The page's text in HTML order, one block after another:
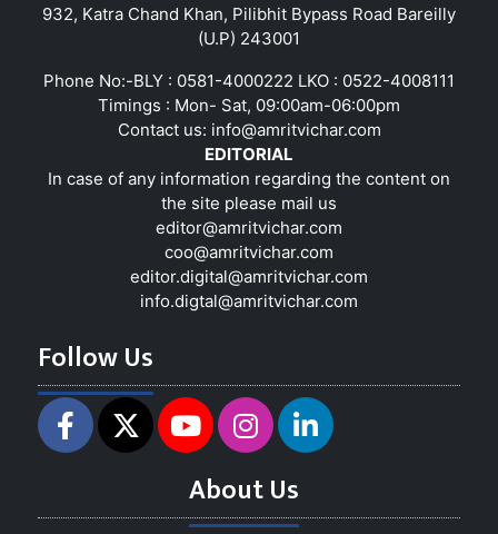
932, Katra Chand Khan, Pilibhit Bypass Road Bareilly
(U.P) 243001
Phone No:-BLY : 0581-4000222 LKO : 0522-4008111
Timings : Mon- Sat, 09:00am-06:00pm
Contact us: info@amritvichar.com
EDITORIAL
In case of any information regarding the content on
the site please mail us
editor@amritvichar.com
coo@amritvichar.com
editor.digital@amritvichar.com
info.digtal@amritvichar.com
Follow Us
About Us